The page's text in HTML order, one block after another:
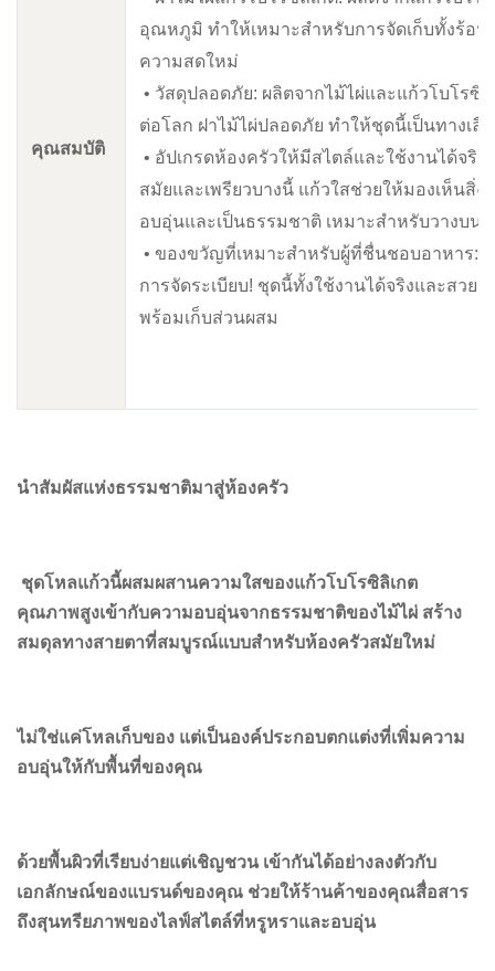
คุณสมบัติ
อุณหภูมิ ทำให้เหมาะสำหรับการจัดเก็บทั้งร้อน
ความสดใหม่
• วัสดุปลอดภัย: ผลิตจากไม้ไผ่และแก้วโบโรซิ
ต่อโลก ฝาไม้ไผ่ปลอดภัย ทำให้ชุดนี้เป็นทางเลื
• อัปเกรดห้องครัวให้มีสไตล์และใช้งานได้จ
สมัยและเพรียวบางนี้ แก้วใสช่วยให้มองเห็นสิ่
อบอุ่นและเป็นธรรมชาติ เหมาะสำหรับวางบนชั้
• ของขวัญที่เหมาะสำหรับผู้ที่ชื่นชอบอาหาร:
การจัดระเบียบ! ชุดนี้ทั้งใช้งานได้จริงและสวย
พร้อมเก็บส่วนผสม
นำสัมผัสแห่งธรรมชาติมาสู่ห้องครัว
ชุดโหลแก้วนี้ผสมผสานความใสของแก้วโบโรซิลิเกต
คุณภาพสูงเข้ากับความอบอุ่นจากธรรมชาติของไม้ไผ่ สร้าง
สมดุลทางสายตาที่สมบูรณ์แบบสำหรับห้องครัวสมัยใหม่
ไม่ใช่แค่โหลเก็บของ แต่เป็นองค์ประกอบตกแต่งที่เพิ่มความ
อบอุ่นให้กับพื้นที่ของคุณ
ด้วยพื้นผิวที่เรียบง่ายแต่เชิญชวน เข้ากันได้อย่างลงตัวกับ
เอกลักษณ์ของแบรนด์ของคุณ ช่วยให้ร้านค้าของคุณสื่อสาร
ถึงสุนทรียภาพของไลฟ์สไตล์ที่หรูหราและอบอุ่น